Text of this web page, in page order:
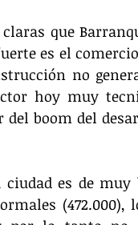
que
es el
no
hoy muy
del boom del
es de